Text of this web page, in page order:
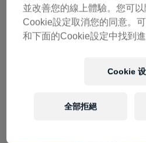
並改善您的線上體驗。您可
Cookie設定取消您的同意。
和下面的Cookie設定中找到進
Cookie
全部拒絕